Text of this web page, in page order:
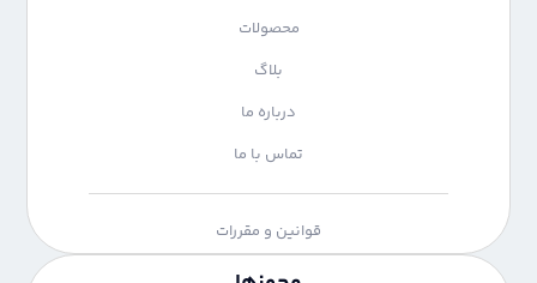
محصولات
بلاگ
درباره ما
تماس با ما
قوانین و مقررات